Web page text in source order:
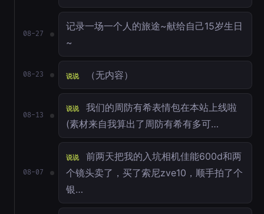
08-27
记录一场一个人的旅途~献给自己15岁生日
~
08-23 说说 （无内容）
08-13
说说
我们的周防有希表情包在本站上线啦
(素材来自我算出了周防有希有多可…
08-07
说说
前两天把我的入坑相机佳能600d和两
个镜头卖了，买了索尼zve10，顺手拍了个
银…